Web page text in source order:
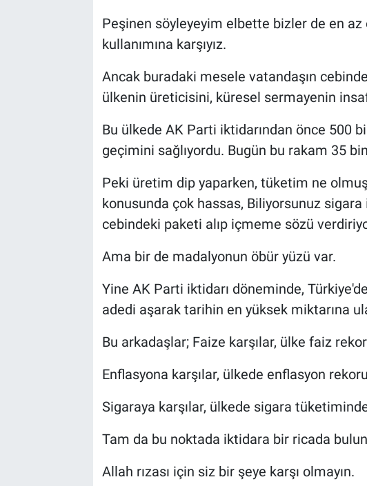
Peşinen söyleyeyim elbette bizler de en
kullanımına karşıyız.
Ancak buradaki mesele vatandaşın
ülkenin üreticisini, küresel sermayenin
Bu ülkede AK Parti iktidarından önce 500
geçimini sağlıyordu. Bugün bu rakam 35
Peki üretim dip yaparken, tüketim ne
konusunda çok hassas, Biliyorsunuz sigara
cebindeki paketi alıp içmeme sözü
Ama bir de madalyonun öbür yüzü var.
Yine AK Parti iktidarı döneminde,
adedi aşarak tarihin en yüksek miktarına
Bu arkadaşlar; Faize karşılar, ülke faiz
Enflasyona karşılar, ülkede enflasyon rekoru
Sigaraya karşılar, ülkede sigara tüketiminde
Tam da bu noktada iktidara bir ricada
Allah rızası için siz bir şeye karşı olmayın.